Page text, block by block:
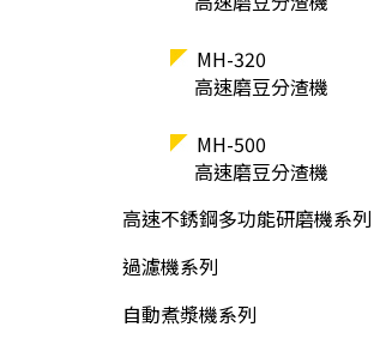
MH-320
高速磨豆分渣機
MH-500
高速磨豆分渣機
高速不銹鋼多功能研磨機系列
過濾機系列
自動煮漿機系列